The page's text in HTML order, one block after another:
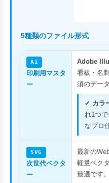
5種類のファイル形式
AI
印刷用マスタ
ー
Adobe
看板・名
須のデー
✔ カラ
れ1つ
なプロ
SVG
次世代ベクタ
ー
最新の
軽量ベク
最適です。